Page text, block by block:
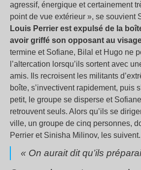
agressif, énergique et certainement
point de vue extérieur », se souvient
Louis Perrier est expulsé de la
avoir griffé son opposant au
termine et Sofiane, Bilal et Hugo ne
l’altercation lorsqu’ils sortent avec
amis. Ils recroisent les militants
boîte, s’invectivent rapidement, puis
petit, le groupe se disperse et
retrouvent seuls. Alors qu’ils se
ville, un groupe de cinq personnes,
Perrier et Sinisha Milinov, les
« On aurait dit qu’ils